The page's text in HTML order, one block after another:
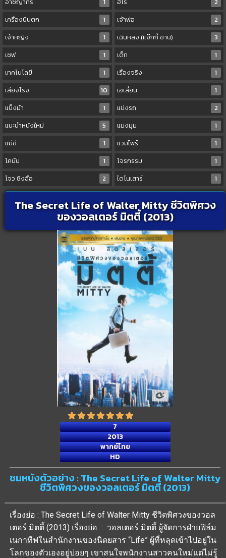
เครื่องบินตก
1 เจ้าพ่อ
2
เจ้าหญิง
1 เฉินหลง (แจ๊กกี้ ชาน)
3
เชฟ
1 เด็ก
1
เทคโนโลยี
1 เรื่องจริง
1
เสียงโรง
10 เอเลี่ยน
1
แข็งม้า
1 แข่งรถ
2
แนะนำหนังใหม่
5 แมงมุม
1
แม่ชี
1 แวมไพร์
1
โคนัน
1 โจรกรรม
1
โจว ซิงฉือ
2 ไดโนเสาร์ 1
The Secret Life of Walter Mitty ชีวิตพิศวง
ของวอลเตอร์ มิตตี้ (2013)
7
2013
พากย์ไทย
HD
ชมหนังตัวอย่าง : The Secret Life of Walter Mitty
ชีวิตพิศวงของวอลเตอร์ มิตตี้ (2013)
เรื่องย่อ : The Secret Life of Walter Mitty ชีวิตพิศวงของวอล
เตอร์ มิตตี้ (2013) เรื่องย่อ : วอลเตอร์ มิตตี้ ผู้จัดการฝ่ายฟิล์ม
เนกาทีฟในสำนักงานของนิตยสาร “Life” ผู้ที่หลุดเข้าไปอยู่ใน
โลกของตัวเองอยู่บ่อยๆ เขาสนใจพนักงานสาวคนใหม่แต่ไม่รู้